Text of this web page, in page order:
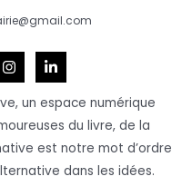
un espace numérique
du livre, de la
est notre mot d’ordre
dans les idées.